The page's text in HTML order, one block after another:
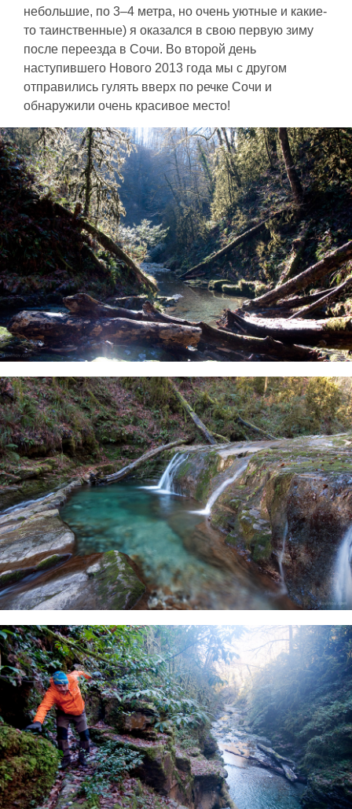
небольшие, по 3–4 метра, но очень уютные и какие-
то таинственные) я оказался в свою первую зиму
после переезда в Сочи. Во второй день
наступившего Нового 2013 года мы с другом
отправились гулять вверх по речке Сочи и
обнаружили очень красивое место!